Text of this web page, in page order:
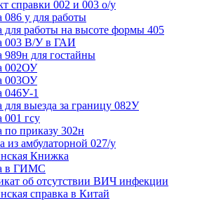
справки 002 и 003 о/у
086 у для работы
для работы на высоте формы 405
003 В/У в ГАИ
989н для гостайны
002ОУ
003ОУ
046У-1
для выезда за границу 082У
001 гсу
по приказу 302н
из амбулаторной 027/у
Книжка
в ГИМС
об отсутствии ВИЧ инфекции
справка в Китай